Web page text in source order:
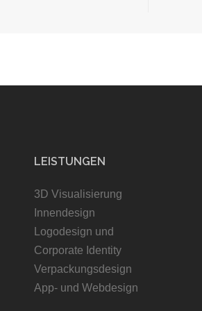
LEISTUNGEN
3D Visualisierung
Innendesign
Logodesign und
Corporate Identity
Verpackungsdesign
App- und Webdesign